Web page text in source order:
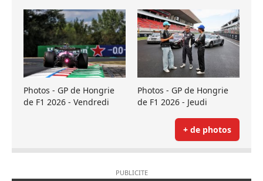
Photos - GP de Hongrie
de F1 2026 - Vendredi
Photos - GP de Hongrie
de F1 2026 - Jeudi
+ de photos